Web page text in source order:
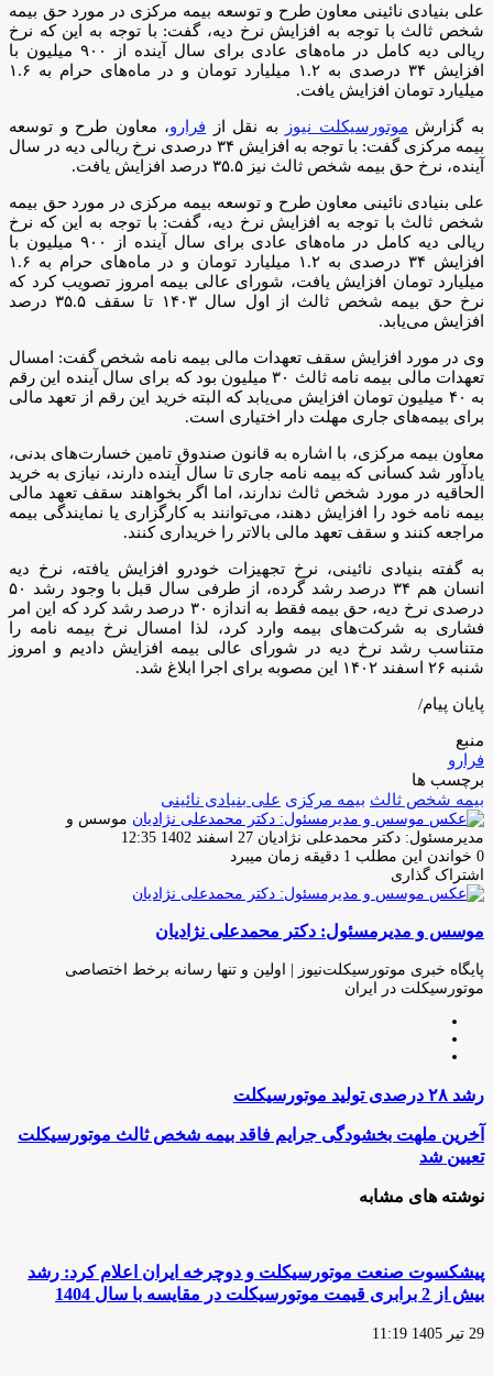
علی بنیادی نائینی معاون طرح و توسعه بیمه مرکزی در مورد حق بیمه
شخص ثالث با توجه به افزایش نرخ دیه، گفت: با توجه به این که نرخ
ریالی دیه کامل در ماه‌های عادی برای سال آینده از ۹۰۰ میلیون با
افزایش ۳۴ درصدی به ۱.۲ میلیارد تومان و در ماه‌های حرام به ۱.۶
میلیارد تومان افزایش یافت.
به گزارش موتورسیکلت نیوز به نقل از فرارو، معاون طرح و توسعه
بیمه مرکزی گفت: با توجه به افزایش ۳۴ درصدی نرخ ریالی دیه در سال
آینده، نرخ حق بیمه شخص ثالث نیز ۳۵.۵ درصد افزایش یافت.
علی بنیادی نائینی معاون طرح و توسعه بیمه مرکزی در مورد حق بیمه
شخص ثالث با توجه به افزایش نرخ دیه، گفت: با توجه به این که نرخ
ریالی دیه کامل در ماه‌های عادی برای سال آینده از ۹۰۰ میلیون با
افزایش ۳۴ درصدی به ۱.۲ میلیارد تومان و در ماه‌های حرام به ۱.۶
میلیارد تومان افزایش یافت، شورای عالی بیمه امروز تصویب کرد که
نرخ حق بیمه شخص ثالث از اول سال ۱۴۰۳ تا سقف ۳۵.۵ درصد
افزایش می‌یابد.
وی در مورد افزایش سقف تعهدات مالی بیمه نامه شخص گفت: امسال
تعهدات مالی بیمه نامه ثالث ۳۰ میلیون بود که برای سال آینده این رقم
به ۴۰ میلیون تومان افزایش می‌یابد که البته خرید این رقم از تعهد مالی
برای بیمه‌های جاری مهلت دار اختیاری است.
معاون بیمه مرکزی، با اشاره به قانون صندوق تامین خسارت‌های بدنی،
یادآور شد کسانی که بیمه نامه جاری تا سال آینده دارند، نیازی به خرید
الحاقیه در مورد شخص ثالث ندارند، اما اگر بخواهند سقف تعهد مالی
بیمه نامه خود را افزایش دهند، می‌توانند به کارگزاری یا نمایندگی بیمه
مراجعه کنند و سقف تعهد مالی بالاتر را خریداری کنند.
به گفته بنیادی نائینی، نرخ تجهیزات خودرو افزایش یافته، نرخ دیه
انسان هم ۳۴ درصد رشد گرده، از طرفی سال قبل با وجود رشد ۵۰
درصدی نرخ دیه، حق بیمه فقط به اندازه ۳۰ درصد رشد کرد که این امر
فشاری به شرکت‌های بیمه وارد کرد، لذا امسال نرخ بیمه نامه را
متناسب رشد نرخ دیه در شورای عالی بیمه افزایش دادیم و امروز
شنبه ۲۶ اسفند ۱۴۰۲ این مصوبه برای اجرا ابلاغ شد.
پایان پیام/
منبع
فرارو
برچسب ها
بیمه شخص ثالث بیمه مرکزی علی بنیادی نائینی
موسس و
مدیرمسئول: دکتر محمدعلی نژادیان ارسال
ایمیل
27 اسفند 1402 12:35
0 خواندن این مطلب 1 دقیقه زمان میبرد
اشتراک گذاری
فیس
توئیتر
لینکدین
واتس
تلگرام
اشتراک
از
ایمیل
چاپ
موسس و مدیرمسئول: دکتر محمدعلی نژادیان
پایگاه خبری موتورسیکلت‌نیوز | اولین و تنها رسانه برخط اختصاصی
موتورسیکلت در ایران
رشد
۲۸
درصدی
تولید
موتورسیکلت
رشد ۲۸ درصدی تولید موتورسیکلت
آخرین
ملهت
بخشودگی
جرایم
فاقد
ثالث
موتورسیکلت
تعیین
آخرین ملهت بخشودگی جرایم فاقد بیمه شخص ثالث موتورسیکلت
تعیین شد
نوشته های مشابه
پیشکسوت صنعت موتورسیکلت و دوچرخه ایران اعلام کرد: رشد
بیش از 2 برابری قیمت موتورسیکلت در مقایسه با سال 1404
29 تیر 1405 11:19